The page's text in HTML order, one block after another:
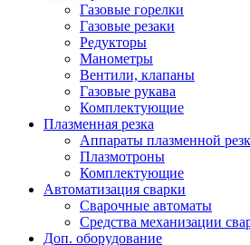
Газовые горелки
Газовые резаки
Редукторы
Манометры
Вентили, клапаны
Газовые рукава
Комплектующие
Плазменная резка
Аппараты плазменной
Плазмотроны
Комплектующие
Автоматизация сварки
Сварочные автоматы
Средства механизации
Доп. оборудование